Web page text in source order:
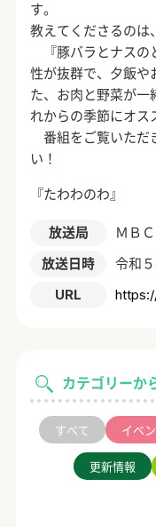
カテゴリーか
すべて イベ
更新情報
す。
教えてくださるのは
『豚バラとナスの
性が抜群で、夕飯や
た、お肉と野菜が一
れからの季節にオス
番組をご覧いただ
い！
『たわわのわ』
放送局
ＭＢ
放送日時
令和
URL